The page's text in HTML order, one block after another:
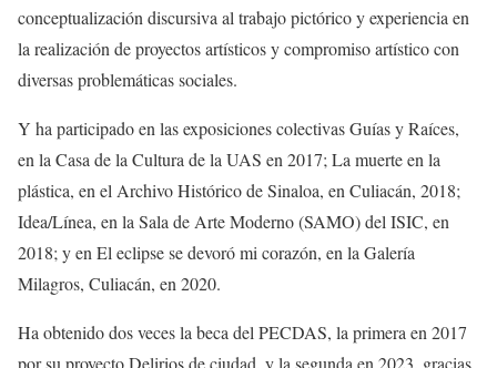
conceptualización discursiva al trabajo pictóricoy experiencia en
la realización de proyectos artísticosy compromiso artístico con
diversas problemáticas sociales.
Y ha participado en las exposiciones colectivasGuías y Raíces,
en la Casa de la Cultura de la UAS en 2017; La muerte en la
plástica, en el ArchivoHistóricode Sinaloa, en Culiacán, 2018;
Idea/Línea, en la Sala de Arte Moderno(SAMO)del ISIC, en
2018; y en El eclipse se devoró mi corazón, en la Galería
Milagros, Culiacán, en 2020.
Ha obtenido dos veces la beca del PECDAS, la primera en 2017
por su proyectoDelirios de ciudad, y la segunda en 2023, gracias